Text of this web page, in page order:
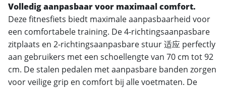
Volledig aanpasbaar voor maximaal comfort.
Deze fitnesfiets biedt maximale aanpasbaarheid voor
een comfortabele training. De 4-richtingsaanpasbare
zitplaats en 2-richtingsaanpasbare stuur 适应 perfectly
aan gebruikers met een schoellengte van 70 cm tot 92
cm. De stalen pedalen met aanpasbare banden zorgen
voor veilige grip en comfort bij alle voetmaten. De